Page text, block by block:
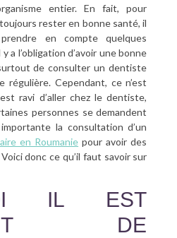
entier. En fait, pour
rester en bonne santé, il
en compte quelques
a l’obligation d’avoir une bonne
de consulter un dentiste
régulière. Cependant, ce n’est
ravi d’aller chez le dentiste,
personnes se demandent
la consultation d’un
en Roumanie pour avoir des
donc ce qu’il faut savoir sur
IL EST
DE